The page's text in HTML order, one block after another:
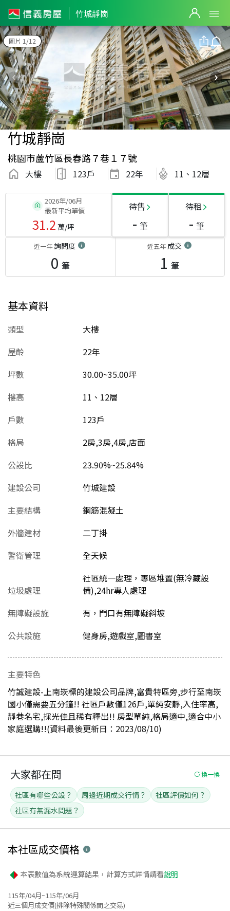
竹城靜崗
圖片 1/12
竹城靜崗
桃園市蘆竹區長春路７巷１７號
大樓 123戶 22年 11、12層
2026年/06月
最新平均單價
31.2 萬/坪
待售
- 筆
待租
- 筆
近一年詢問度
0 筆
近五年成交
1 筆
基本資料
類型
大樓
屋齡
22年
坪數
30.00~35.00坪
樓高
11、12層
戶數
123戶
格局
2房,3房,4房,店面
公設比
23.90%~25.84%
建設公司
竹城建設
主要結構
鋼筋混凝土
外牆建材
二丁掛
警衛管理
全天候
垃圾處理
社區統一處理，專區堆置(無冷藏設
備),24hr專人處理
無障礙設施
有，門口有無障礙斜坡
公共設施
健身房,遊戲室,圖書室
主要特色
竹誠建設-上南崁標的建設公司品牌,富貴特區旁,步行至南崁
國小僅需要五分鐘!! 社區戶數僅126戶,單純安靜,入住率高,
靜巷名宅,採光佳且稀有釋出!! 房型單純,格局適中,適合中小
家庭選購!!(資料最後更新日：2023/08/10)
大家都在問 換一換
社區有哪些公設？ 周邊近期成交行情？
社區評價如何？
社區有無漏水問題？
本社區成交價格
本表數值為系統運算結果，計算方式詳情請看說明
115年/04月~115年/06月
近三個月成交價(排除特殊關係間之交易)